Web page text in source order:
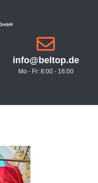
info@beltop.de
Mo - Fr: 8:00 - 16:00